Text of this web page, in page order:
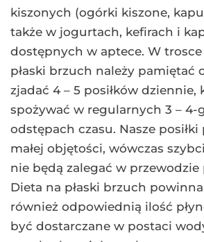
kiszonych (ogórki kiszone,
także w jogurtach, kefirach i
dostępnych w aptece. W
płaski brzuch należy pamiętać
zjadać 4 – 5 posiłków dziennie,
spożywać w regularnych 3 – 4-
odstępach czasu. Nasze
małej objętości, wówczas
nie będą zalegać w
Dieta na płaski brzuch
również odpowiednią ilość
być dostarczane w postaci